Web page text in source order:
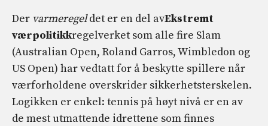
Der varmeregeldet er en del avEkstremt
værpolitikkregelverket som alle fire Slam
(Australian Open, Roland Garros, Wimbledon og
US Open) har vedtatt for å beskytte spillere når
værforholdene overskrider sikkerhetsterskelen.
Logikken er enkel: tennis på høyt nivå er en av
de mest utmattende idrettene som finnes